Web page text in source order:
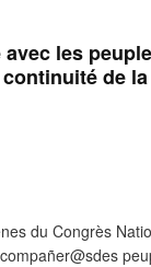
les
de la
du Congrès